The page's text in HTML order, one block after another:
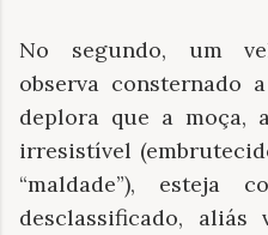
No segundo, um
observa consternado
deplora que a moça,
irresistível
“maldade”), esteja
desclassificado, aliás